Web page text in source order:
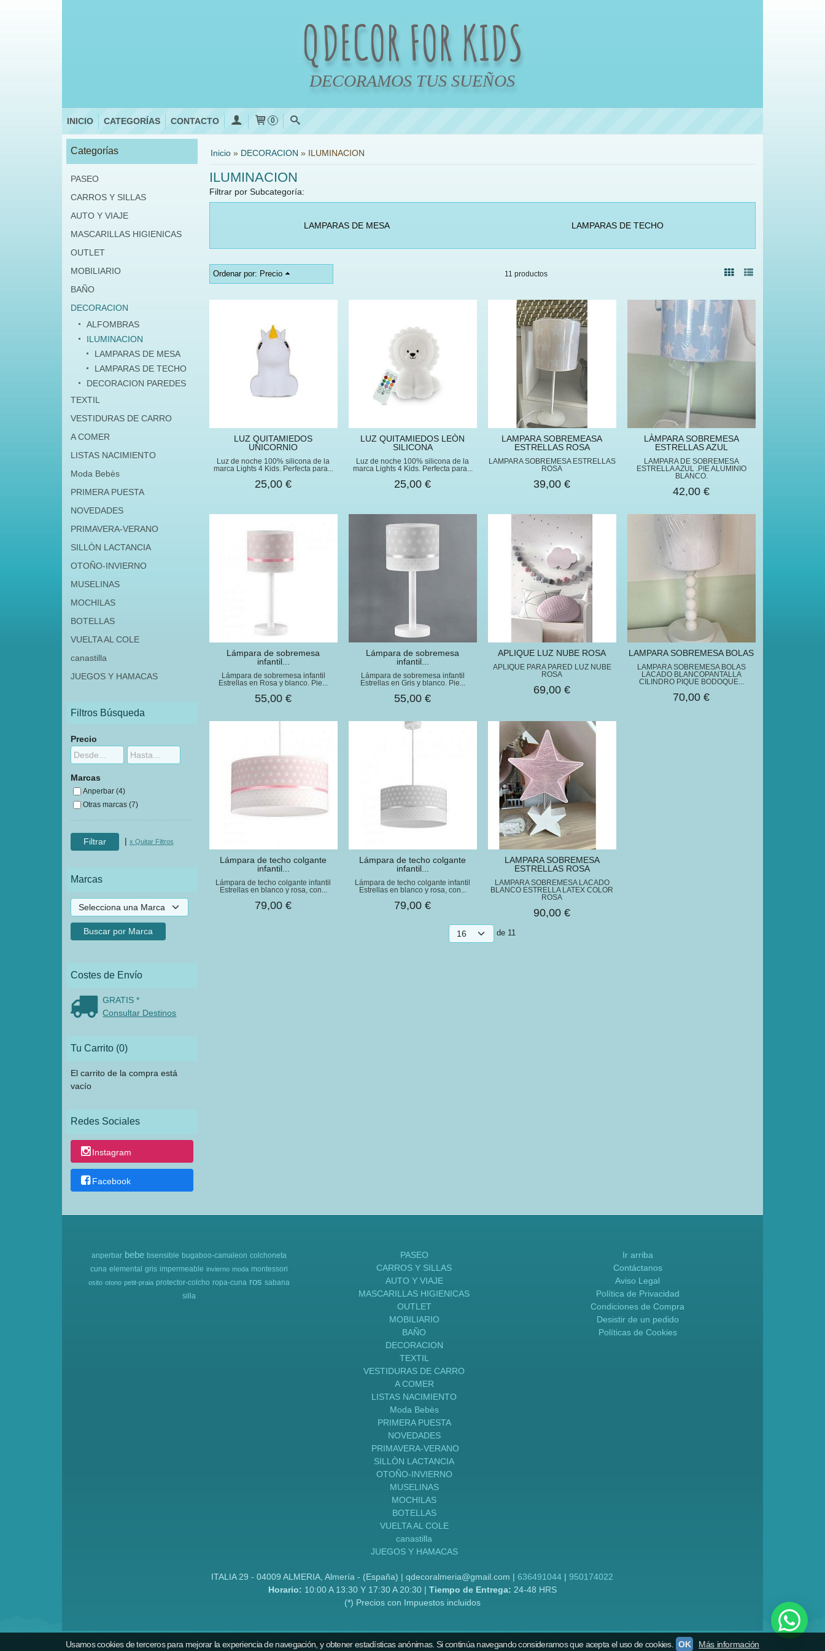
QDECOR FOR KIDS
DECORAMOS TUS SUEÑOS
INICIO CATEGORÍAS CONTACTO 0
Categorías
PASEO
CARROS Y SILLAS
AUTO Y VIAJE
MASCARILLAS HIGIENICAS
OUTLET
MOBILIARIO
BAÑO
DECORACION
ALFOMBRAS
ILUMINACION
LAMPARAS DE MESA
LAMPARAS DE TECHO
DECORACION PAREDES
TEXTIL
VESTIDURAS DE CARRO
A COMER
LISTAS NACIMIENTO
Moda Bebès
PRIMERA PUESTA
NOVEDADES
PRIMAVERA-VERANO
SILLÒN LACTANCIA
OTOÑO-INVIERNO
MUSELINAS
MOCHILAS
BOTELLAS
VUELTA AL COLE
canastilla
JUEGOS Y HAMACAS
Filtros Búsqueda
Precio
Marcas
Anperbar (4)
Otras marcas (7)
| x Quitar Filtros
Marcas
Costes de Envío
GRATIS *
Consultar Destinos
Tu Carrito (0)
El carrito de la compra está
vacío
Redes Sociales
Instagram
Facebook
Inicio» DECORACION » ILUMINACION
ILUMINACION
Filtrar por Subcategoría:
LAMPARAS DE MESA LAMPARAS DE TECHO
Ordenar por: Precio 11 productos
LUZ QUITAMIEDOS
UNICORNIO
Luz de noche 100% silicona de la
marca Lights 4 Kids. Perfecta para...
25,00 €
LUZ QUITAMIEDOS LEÒN
SILICONA
Luz de noche 100% silicona de la
marca Lights 4 Kids. Perfecta para...
25,00 €
LAMPARA SOBREMEASA
ESTRELLAS ROSA
LAMPARA SOBREMESA ESTRELLAS
ROSA
39,00 €
LÀMPARA SOBREMESA
ESTRELLAS AZUL
LAMPARA DE SOBREMESA
ESTRELLA AZUL .PIE ALUMINIO
BLANCO.
42,00 €
​Lámpara de sobremesa
infantil...
Lámpara de sobremesa infantil
Estrellas en Rosa y blanco. Pie...
55,00 €
​Lámpara de sobremesa
infantil...
Lámpara de sobremesa infantil
Estrellas en Gris y blanco. Pie...
55,00 €
APLIQUE LUZ NUBE ROSA
APLIQUE PARA PARED LUZ NUBE
ROSA
69,00 €
LAMPARA SOBREMESA BOLAS
LAMPARA SOBREMESA BOLAS
LACADO BLANCOPANTALLA
CILINDRO PIQUE BODOQUE...
70,00 €
​Lámpara de techo colgante
infantil...
Lámpara de techo colgante infantil
Estrellas en blanco y rosa, con...
79,00 €
​Lámpara de techo colgante
infantil...
Lámpara de techo colgante infantil
Estrellas en blanco y rosa, con...
79,00 €
LAMPARA SOBREMESA
ESTRELLAS ROSA
LAMPARA SOBREMESA LACADO
BLANCO ESTRELLA LATEX COLOR
ROSA
90,00 €
de 11
anperbar bebe bsensible bugaboo-camaleon colchoneta
cuna elemental gris impermeable invierno moda montessori
osito otono petit-praia protector-colcho ropa-cuna ros sabana
silla
PASEO
CARROS Y SILLAS
AUTO Y VIAJE
MASCARILLAS HIGIENICAS
OUTLET
MOBILIARIO
BAÑO
DECORACION
TEXTIL
VESTIDURAS DE CARRO
A COMER
LISTAS NACIMIENTO
Moda Bebès
PRIMERA PUESTA
NOVEDADES
PRIMAVERA-VERANO
SILLÒN LACTANCIA
OTOÑO-INVIERNO
MUSELINAS
MOCHILAS
BOTELLAS
VUELTA AL COLE
canastilla
JUEGOS Y HAMACAS
Ir arriba
Contáctanos
Aviso Legal
Política de Privacidad
Condiciones de Compra
Desistir de un pedido
Políticas de Cookies
ITALIA 29 - 04009 ALMERIA, Almería - (España) | qdecoralmeria@gmail.com |636491044 |950174022
Horario: 10:00 A 13:30 Y 17:30 A 20:30 | Tiempo de Entrega: 24-48 HRS
(*) Precios con Impuestos incluidos
QDECOR FOR KIDS - Copyright © 2026 [38760] - Con la tecnología de Palbin.com
Usamos cookies de terceros para mejorar la experiencia de navegación, y obtener estadísticas anónimas. Si continúa navegando consideramos que acepta el uso de cookies. OK Más información